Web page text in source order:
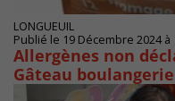
LONGUEUIL
Publié le 19 Décembre 2024 à
Allergènes non
Gâteau